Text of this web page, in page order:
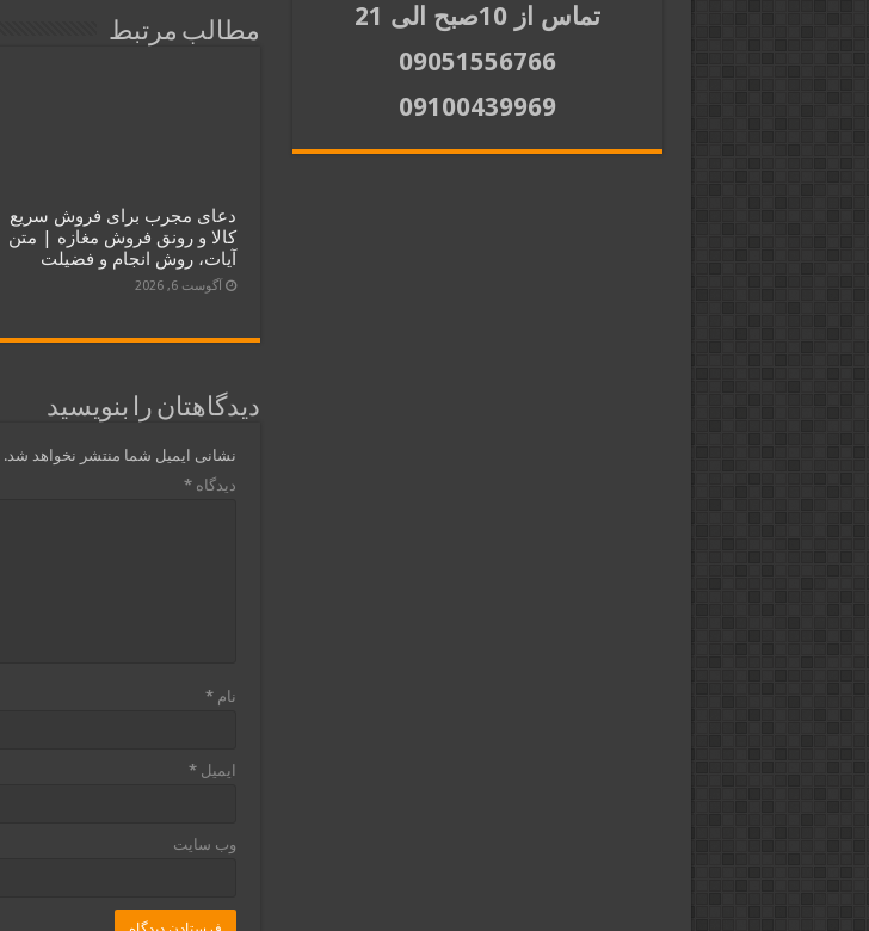
مطالب مرتبط
دعای مجرب برای فروش سریع
کالا و رونق فروش مغازه | متن
آیات، روش انجام و فضیلت
آگوست 6, 2026
دیدگاهتان را بنویسید
نشانی ایمیل شما منتشر نخواهد شد.
دیدگاه*
نام*
ایمیل*
وب‌ سایت
تماس از 10صبح الی 21
09051556766
09100439969